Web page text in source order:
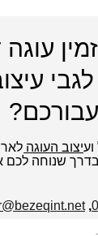
עבורכם?
העוגה
בדרך שנוחה
,